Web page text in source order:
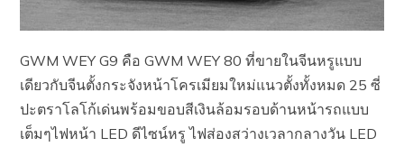
GWM WEY G9 คือ GWM WEY 80 ที่ขายในจีนหรูแบบ
เดียวกับจีนตั้งกระจังหน้าโครเมียมใหม่แนวตั้งทั้งหมด 25 ซี่
ปะตราโลโก้เด่นพร้อมขอบสีเงินล้อมรอบด้านหน้ารถแบบ
เต็มๆไฟหน้า LED ดีไซน์หรู ไฟส่องสว่างเวลากลางวัน LED